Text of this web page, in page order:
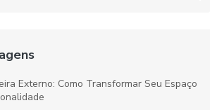
Externo: Como Transformar Seu Espaço